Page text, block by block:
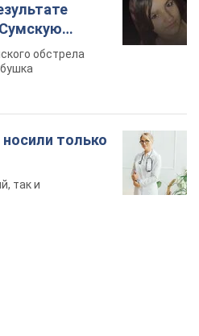
обстрела
только
так и